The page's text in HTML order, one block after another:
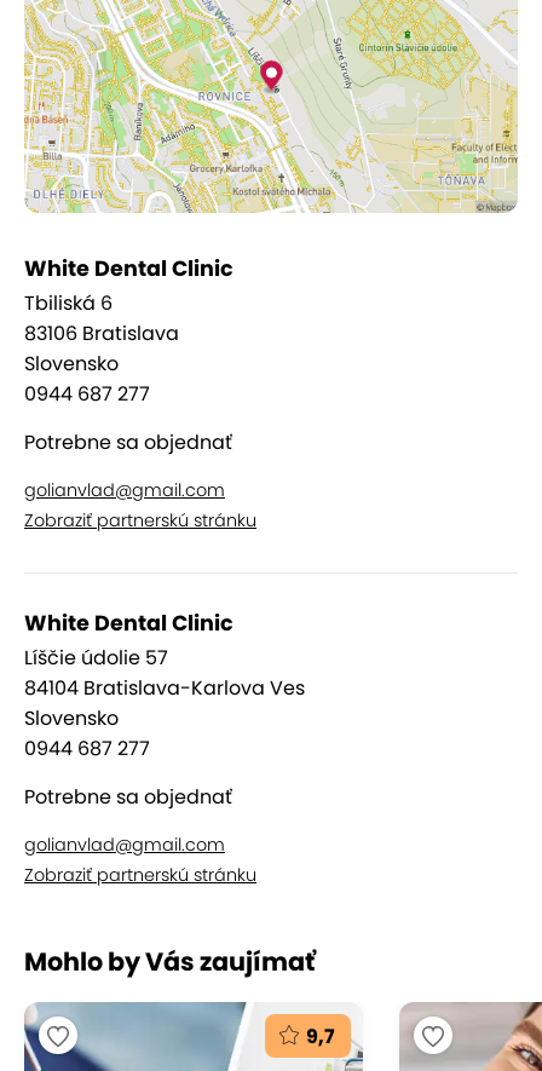
White Dental Clinic
Tbiliská 6
83106 Bratislava
Slovensko
0944 687 277
Potrebne sa objednať
golianvlad@gmail.com
Zobraziť partnerskú stránku
White Dental Clinic
Líščie údolie 57
84104 Bratislava-Karlova Ves
Slovensko
0944 687 277
Potrebne sa objednať
golianvlad@gmail.com
Zobraziť partnerskú stránku
Mohlo by Vás zaujímať
9,7